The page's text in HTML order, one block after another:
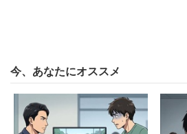
JR西日本
大阪に本社を置いている「JR西日
業務に関するノウハウを「ネクス
今、あなたにオススメ